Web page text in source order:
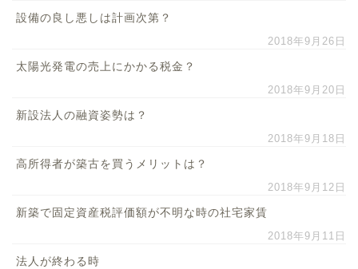
設備の良し悪しは計画次第？
2018年9月26日
太陽光発電の売上にかかる税金？
2018年9月20日
新設法人の融資姿勢は？
2018年9月18日
高所得者が築古を買うメリットは？
2018年9月12日
新築で固定資産税評価額が不明な時の社宅家賃
2018年9月11日
法人が終わる時